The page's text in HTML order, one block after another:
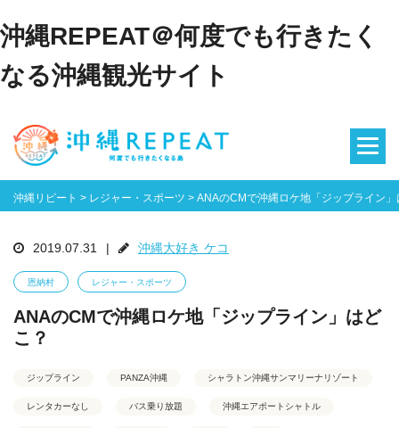
沖縄REPEAT＠何度でも行きたく
なる沖縄観光サイト
沖縄リピート > レジャー・スポーツ > ANAのCMで沖縄ロケ地「ジップライン」
2019.07.31 | 沖縄大好き ケコ
恩納村 レジャー・スポーツ
ANAのCMで沖縄ロケ地「ジップライン」はど
こ？
ジップライン PANZA沖縄 シャラトン沖縄サンマリーナリゾート
レンタカーなし バス乗り放題 沖縄エアポートシャトル